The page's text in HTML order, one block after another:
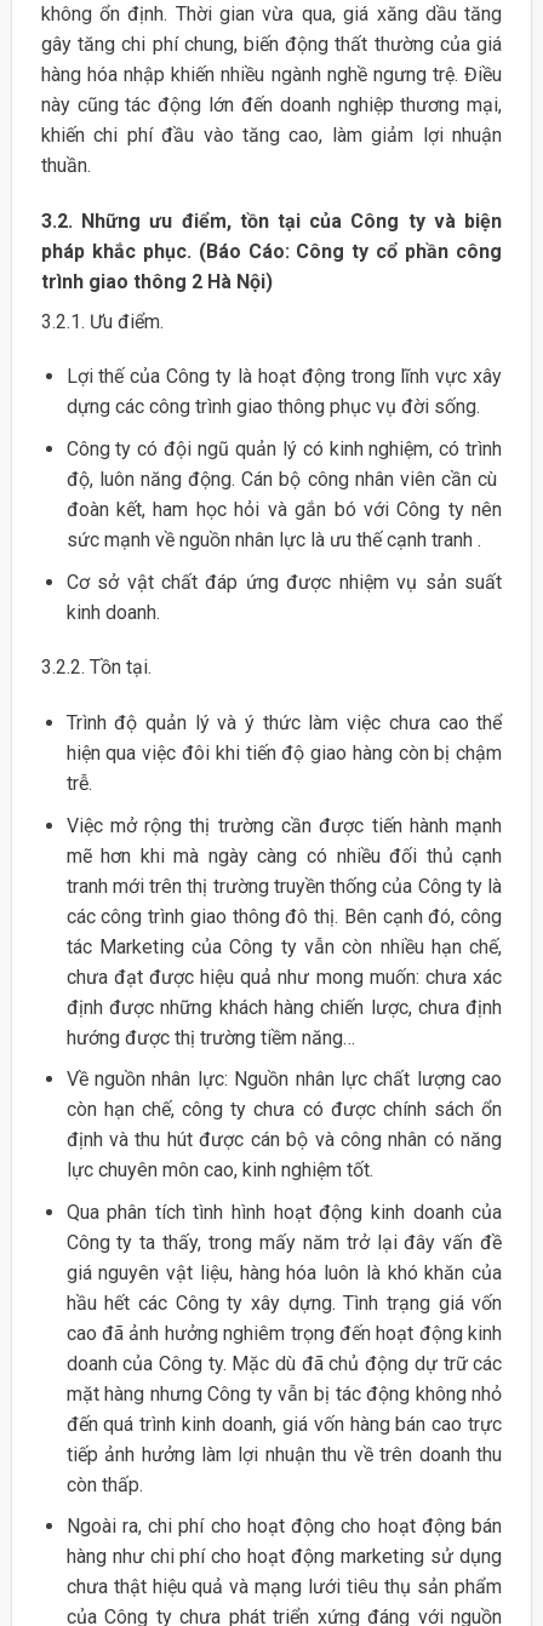
không ổn định. Thời gian vừa qua, giá xăng dầu tăng
gây tăng chi phí chung, biến động thất thường của giá
hàng hóa nhập khiến nhiều ngành nghề ngưng trệ. Điều
này cũng tác động lớn đến doanh nghiệp thương mại,
khiến chi phí đầu vào tăng cao, làm giảm lợi nhuận
thuần.
3.2. Những ưu điểm, tồn tại của Công ty và biện
pháp khắc phục. (Báo Cáo: Công ty cổ phần công
trình giao thông 2 Hà Nội)
3.2.1. Ưu điểm.
Lợi thế của Công ty là hoạt động trong lĩnh vực xây
dựng các công trình giao thông phục vụ đời sống.
Công ty có đội ngũ quản lý có kinh nghiệm, có trình
độ, luôn năng động. Cán bộ công nhân viên cần cù
đoàn kết, ham học hỏi và gắn bó với Công ty nên
sức mạnh về nguồn nhân lực là ưu thế cạnh tranh .
Cơ sở vật chất đáp ứng được nhiệm vụ sản suất
kinh doanh.
3.2.2. Tồn tại.
Trình độ quản lý và ý thức làm việc chưa cao thể
hiện qua việc đôi khi tiến độ giao hàng còn bị chậm
trễ.
Việc mở rộng thị trường cần được tiến hành mạnh
mẽ hơn khi mà ngày càng có nhiều đối thủ cạnh
tranh mới trên thị trường truyền thống của Công ty là
các công trình giao thông đô thị. Bên cạnh đó, công
tác Marketing của Công ty vẫn còn nhiều hạn chế,
chưa đạt được hiệu quả như mong muốn: chưa xác
định được những khách hàng chiến lược, chưa định
hướng được thị trường tiềm năng…
Về nguồn nhân lực: Nguồn nhân lực chất lượng cao
còn hạn chế, công ty chưa có được chính sách ổn
định và thu hút được cán bộ và công nhân có năng
lực chuyên môn cao, kinh nghiệm tốt.
Qua phân tích tình hình hoạt động kinh doanh của
Công ty ta thấy, trong mấy năm trở lại đây vấn đề
giá nguyên vật liệu, hàng hóa luôn là khó khăn của
hầu hết các Công ty xây dựng. Tình trạng giá vốn
cao đã ảnh hưởng nghiêm trọng đến hoạt động kinh
doanh của Công ty. Mặc dù đã chủ động dự trữ các
mặt hàng nhưng Công ty vẫn bị tác động không nhỏ
đến quá trình kinh doanh, giá vốn hàng bán cao trực
tiếp ảnh hưởng làm lợi nhuận thu về trên doanh thu
còn thấp.
Ngoài ra, chi phí cho hoạt động cho hoạt động bán
hàng như chi phí cho hoạt động marketing sử dụng
chưa thật hiệu quả và mạng lưới tiêu thụ sản phẩm
của Công ty chưa phát triển xứng đáng với nguồn